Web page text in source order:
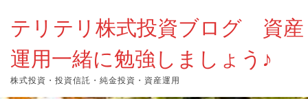
テリテリ株式投資ブログ 資産
運用一緒に勉強しましょう♪
株式投資・投資信託・純金投資・資産運用